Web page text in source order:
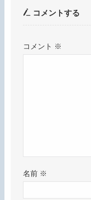
コメントする
コメント ※
名前 ※